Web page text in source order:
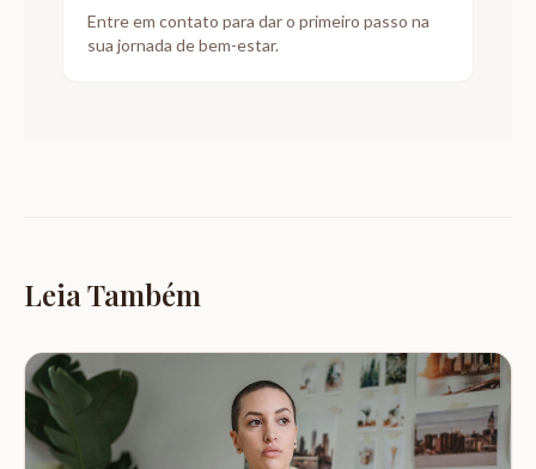
Entre em contato para dar o primeiro passo na
sua jornada de bem-estar.
Leia Também